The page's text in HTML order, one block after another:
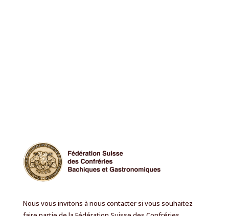
Nous vous invitons à nous contacter si vous souhaitez